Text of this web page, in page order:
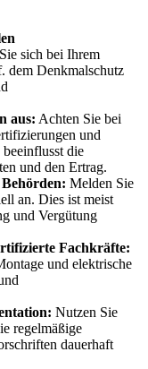
sich bei Ihrem
dem Denkmalschutz
aus: Achten Sie bei
und
die
und den Ertrag.
Melden Sie
an. Dies ist meist
und Vergütung
Fachkräfte:
und elektrische
Nutzen Sie
regelmäßige
dauerhaft